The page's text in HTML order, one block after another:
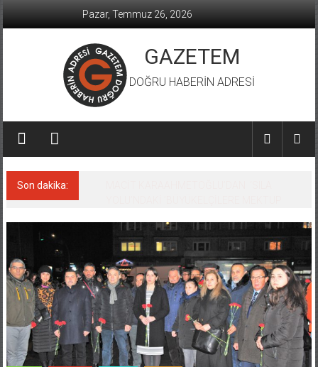
Pazar, Temmuz 26, 2026
GAZETEM
DOĞRU HABERİN ADRESİ
Son dakika: